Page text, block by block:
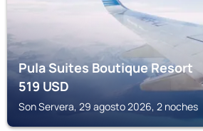
Pula Suites Boutique Resort
519USD
Son Servera, 29 agosto 2026, 2 noches